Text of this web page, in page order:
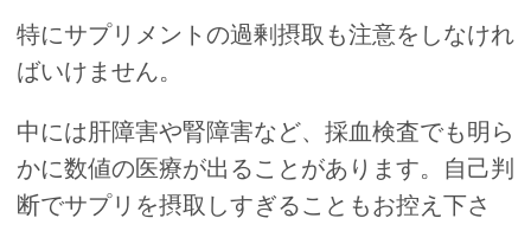
特にサプリメントの過剰摂取も注意をしなけれ
ばいけません。
中には肝障害や腎障害など、採血検査でも明ら
かに数値の医療が出ることがあります。自己判
断でサプリを摂取しすぎることもお控え下さ